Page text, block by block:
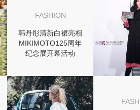
more 相关阅读
FASHION
韩丹彤清新白裙亮相
MIKIMOTO125周年
纪念展开幕活动